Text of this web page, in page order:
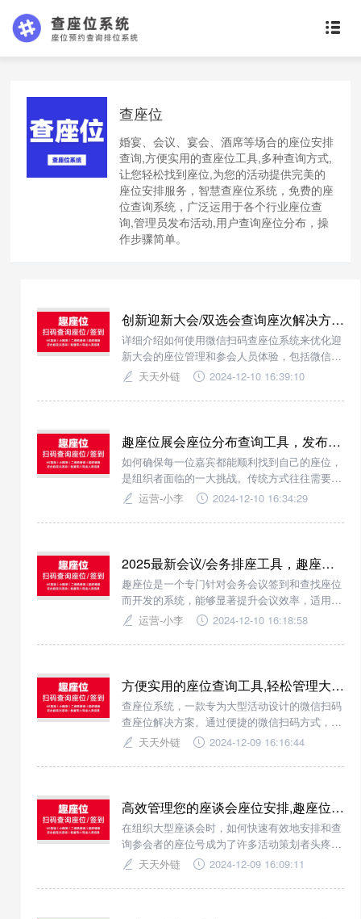
查座位
婚宴、会议、宴会、酒席等场合的座位安排
查询,方便实用的查座位工具,多种查询方式,
让您轻松找到座位,为您的活动提供完美的
座位安排服务，智慧查座位系统，免费的座
位查询系统，广泛运用于各个行业座位查
询,管理员发布活动,用户查询座位分布，操
作步骤简单。
创新迎新大会/双选会查询座次解决方案,趣座位支持微信扫码查座位
详细介绍如何使用微信扫码查座位系统来优化迎
新大会的座位管理和参会人员体验，包括微信扫
码查询座位号、批量导入参会成员等功能。
天天外链 2024-12-10 16:39:10
趣座位展会座位分布查询工具，发布会/经销会议/理事会扫码查座位
如何确保每一位嘉宾都能顺利找到自己的座位，
是组织者面临的一大挑战。传统方式往往需要人
工分发纸质座位卡或通过口头引导，不仅效率低
码查座位系统应运而生，为各种大会带来了新的
运营-小李 2024-12-10 16:34:29
2025最新会议/会务排座工具，趣座位，支持H5链接/小程序/二维码查询
趣座位是一个专门针对会务会议签到和查找座位
而开发的系统，能够显著提升会议效率，适用于
年会扫码查座位，发布会扫码查座位，活动扫码
下载客户端，直接线上创建即可使用。
运营-小李 2024-12-10 16:18:58
方便实用的座位查询工具,轻松管理大型活动座位，趣座位助力您的周年庆典
查座位系统，一款专为大型活动设计的微信扫码
查座位解决方案。通过便捷的微信扫码方式，参
会者可以快速找到自己的座位，同时帮助活动主
天天外链 2024-12-09 16:16:44
高效管理您的座谈会座位安排,趣座位让座位查询/签到变得简单
在组织大型座谈会时，如何快速有效地安排和查
询参会者的座位号成为了许多活动策划者头疼的
问题。查座位系统为您提供了一种全新的解决方
量导入参会成员，极大地提升了活动的效率与体
天天外链 2024-12-09 16:09:11